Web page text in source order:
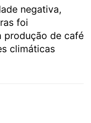
negativa,
foi
produção de café
climáticas